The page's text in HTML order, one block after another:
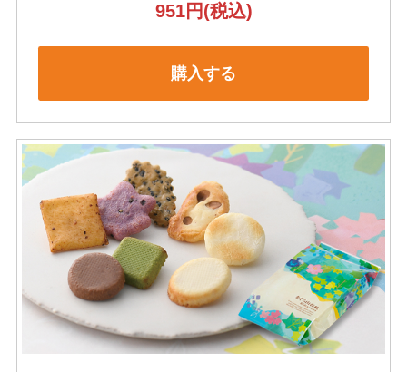
951円(税込)
購入する